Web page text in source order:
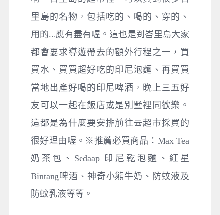
里島的名物，包括吃的、喝的、穿的、
用的...應有盡有喔。這也是到峇里島大家
都會要求導遊帶去的額外行程之一，買
買水、買買超好吃的印尼泡麵、再買買
當地出產好喝的印尼啤酒，晚上三五好
友可以一起在飯店或是別墅裡同歡樂。
這都是為什麼要安排前往去超市採買的
很好理由喔。※推薦必買商品：Max Tea
奶茶包、Sedaap 印尼乾泡麵、紅星
Bintang啤酒、神奇小熊牛奶、防蚊液及
防蚊乳液等等。